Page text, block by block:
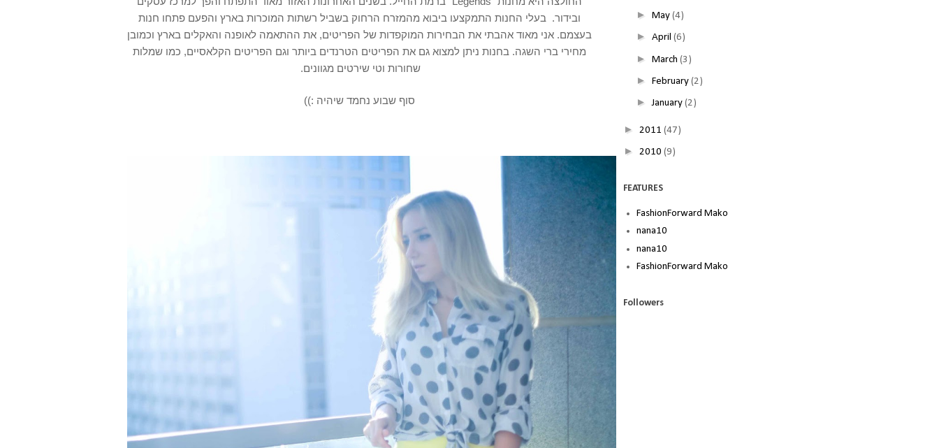
שחורות וטי שירטים מגוונים.
סוף שבוע נחמד שיהיה :))
► May (4)
► April (6)
► March (3)
► February (2)
►January (2)
► 2011 (47)
► 2010 (9)
FEATURES
FashionForward Mako
nana10
nana10
FashionForward Mako
Followers